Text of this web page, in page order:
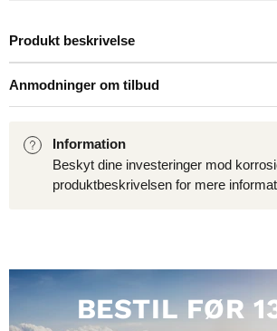
Produkt beskrivelse
Anmodninger om tilbud
Information
Beskyt dine investeringer mod
produktbeskrivelsen for mere
BESTIL FØR